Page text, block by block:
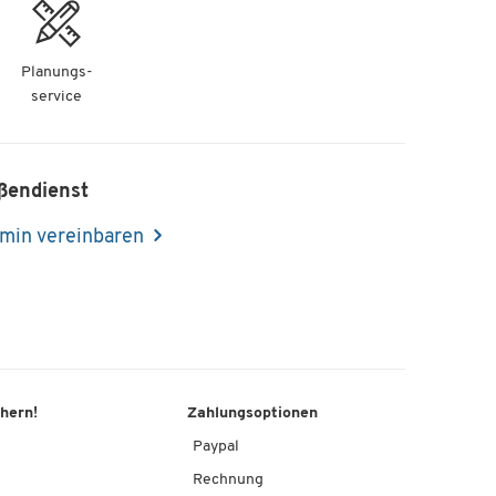
Planungs-
service
vereinbaren
Zahlungsoptionen
Paypal
Rechnung